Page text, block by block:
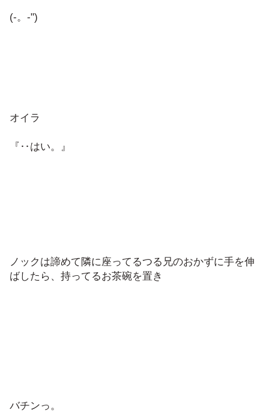
(-。-")
オイラ
『‥はい。』
ノックは諦めて隣に座ってるつる兄のおかずに手を伸
ばしたら、持ってるお茶碗を置き
バチンっ。